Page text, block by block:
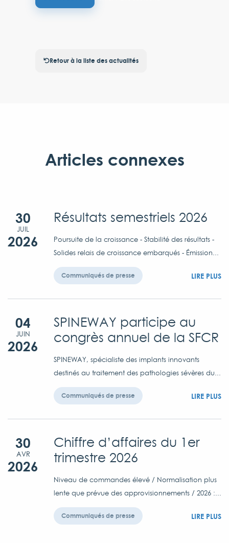
Retour à la liste des actualités
Articles connexes
30
JUIL
2026
Résultats semestriels 2026
Poursuite de la croissance - Stabilité des résultats -
Solides relais de croissance embarqués - Émission...
Communiqués de presse LIRE PLUS
04
JUIN
2026
SPINEWAY participe au
congrès annuel de la SFCR
SPINEWAY, spécialiste des implants innovants
destinés au traitement des pathologies sévères du...
Communiqués de presse LIRE PLUS
30
AVR
2026
Chiffre d’affaires du 1er
trimestre 2026
Niveau de commandes élevé / Normalisation plus
lente que prévue des approvisionnements / 2026 :...
Communiqués de presse LIRE PLUS